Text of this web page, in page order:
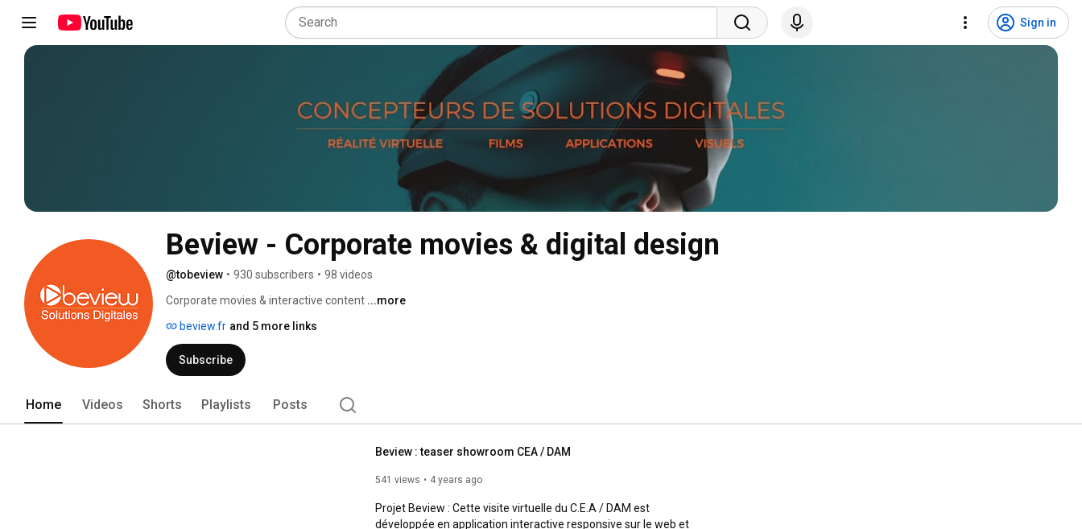
Sign in
Beview - Corporate movies & digital design
@tobeview • 930 subscribers • 98 videos
Corporate movies & interactive content ...more
beview.fr and 5 more links
Subscribe
Home Videos Shorts Playlists Posts
Beview : teaser showroom CEA / DAM
541 views 4 years ago
Projet Beview : Cette visite virtuelle du C.E.A / DAM est
développée en application interactive responsive sur le web et